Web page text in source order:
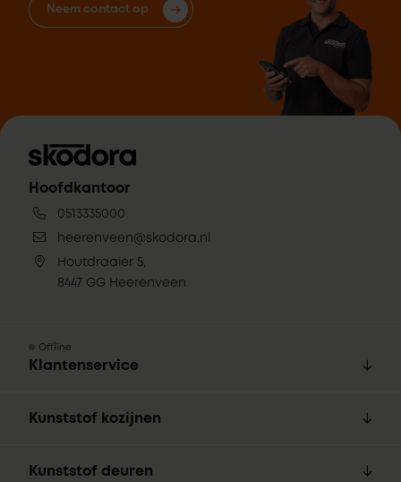
Neem contact op
Hoofdkantoor
0513335000
heerenveen@skodora.nl
Houtdraaier 5,
8447 GG Heerenveen
Offline
Klantenservice
Kunststof kozijnen
Kunststof deuren